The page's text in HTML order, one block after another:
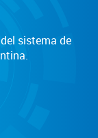
sistema de